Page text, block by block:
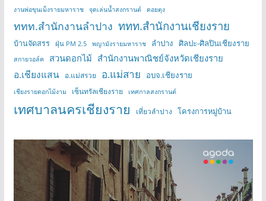
งานพ่อขุนเม็งรายมหาราช จุดเล่นน้ำสงกรานต์ ดอยตุง
ททท.สำนักงานลำปาง ททท.สำนักงานเชียงราย
บ้านจัดสรร ฝุ่น PM 2.5 พญามังรายมหาราช ลำปาง ศิลปะ-ศิลปินเชียงราย
สกายวอล์ค สวนดอกไม้ สำนักงานพาณิชย์จังหวัดเชียงราย
อ.เชียงแสน อ.แม่สรวย อ.แม่สาย อบจ.เชียงราย
เชียงรายดอกไม้งาม เซ็นทรัลเชียงราย เทศกาลสงกรานต์
เทศบาลนครเชียงราย เที่ยวลำปาง โครงการหมู่บ้าน